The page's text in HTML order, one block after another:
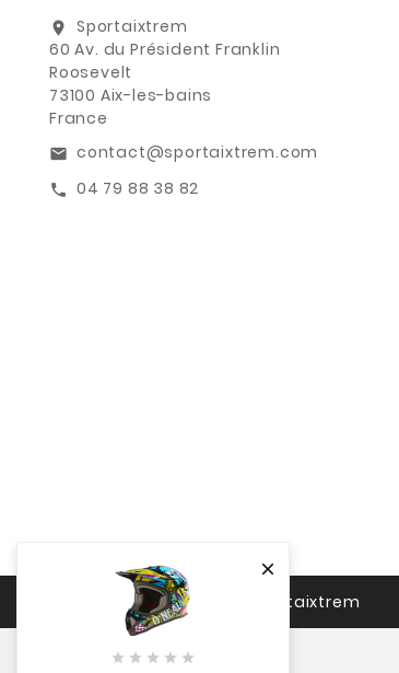

    
location_on
Sportaixtrem
60 Av. du Président Franklin
Roosevelt
73100 Aix-les-bains
France
email contact@sportaixtrem.com
call 04 79 88 38 82
© 2026 - Sportaixtrem